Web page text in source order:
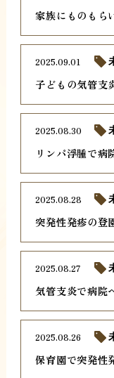
家族にものもら
子どもの気管支
2025.09.01
リンパ浮腫で病
2025.08.30
突発性発疹の登
2025.08.28
気管支炎で病院
2025.08.27
保育園で突発性
2025.08.26